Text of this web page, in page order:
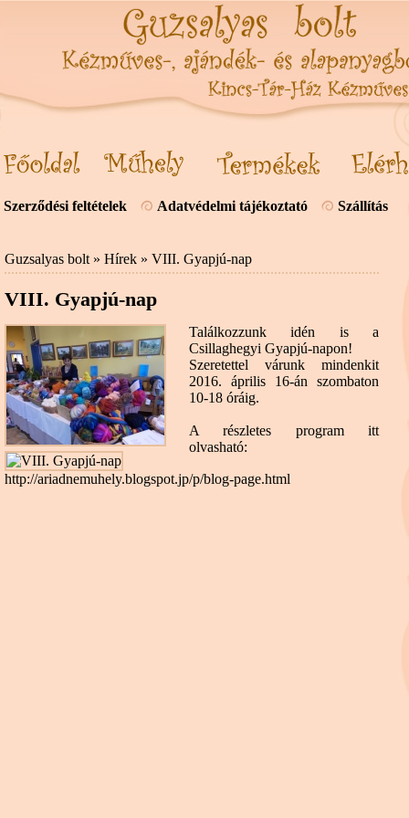
Szerződési feltételek Adatvédelmi tájékoztató Szállítás
Guzsalyas bolt » Hírek » VIII. Gyapjú-nap
VIII. Gyapjú-nap
Találkozzunk idén is a
Csillaghegyi Gyapjú-napon!
Szeretettel várunk mindenkit
2016. április 16-án szombaton
10-18 óráig.
A részletes program itt
olvasható:
http://ariadnemuhely.blogspot.jp/p/blog-page.html